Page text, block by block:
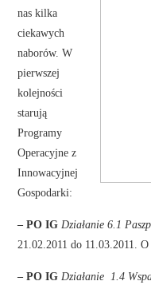
nas kilka
ciekawych
naborów. W
pierwszej
kolejności
starują
Programy
Operacyjne z
Innowacyjnej
Gospodarki:
– PO IG Działanie 6.1
21.02.2011 do 11.03.2011.
– PO IG Działanie 1.4